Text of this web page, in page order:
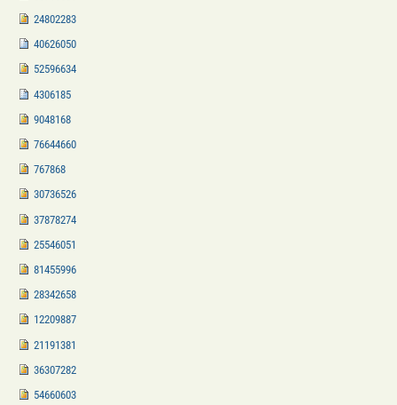
24802283
40626050
52596634
4306185
9048168
76644660
767868
30736526
37878274
25546051
81455996
28342658
12209887
21191381
36307282
54660603